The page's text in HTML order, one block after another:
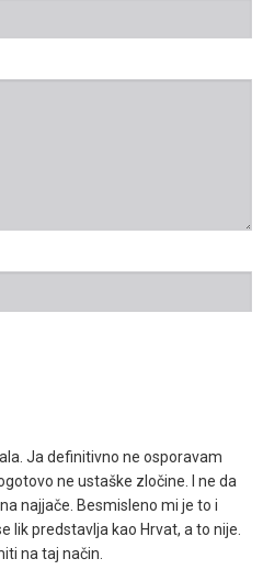
Ja definitivno ne osporavam
ne ustaške zločine. I ne da
najjače. Besmisleno mi je to i
lik predstavlja kao Hrvat, a to nije.
na taj način.